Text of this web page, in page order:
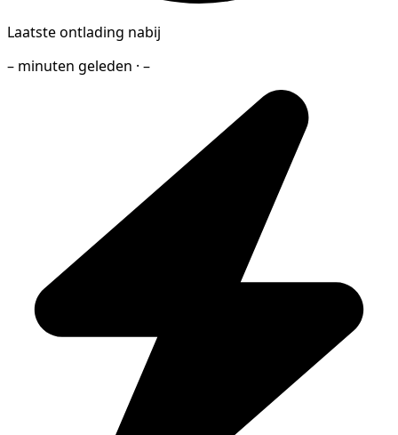
Laatste ontlading nabij
– minuten geleden · –